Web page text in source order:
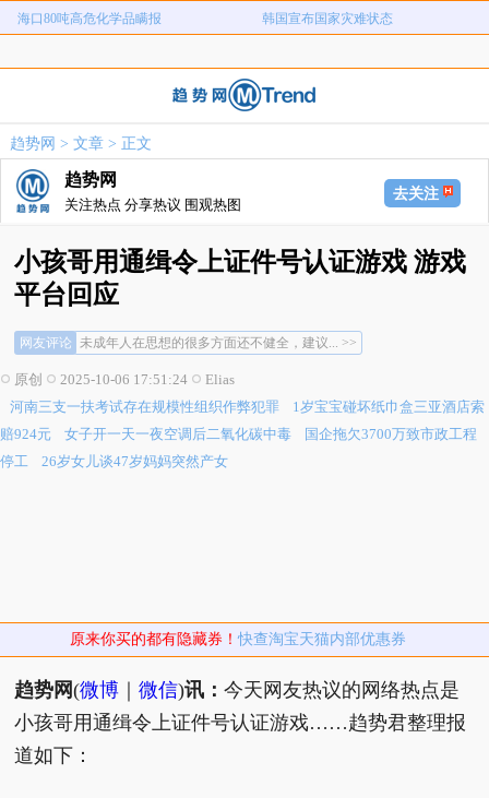
海口80吨高危化学品瞒报 韩国宣布国家灾难状态
元
女子开一天一夜空调后二氧化碳中毒 国企拖欠3700万致市政工程停工
女子用漏洞0元买了3千台电器
海口80吨高危化学品瞒报 韩国宣布国家灾难状态
趋势网 > 文章> 正文
趋势网
关注热点 分享热议 围观热图
去关注
小孩哥用通缉令上证件号认证游戏 游戏
平台回应
网友评论
不敢笑，我们高中微机课就有人这样做... >>
未成年人在思想的很多方面还不健全，建议... >>
不敢笑，我们高中微机课就有人这样做... >>
刚出防沉迷那会确实这么干过，现在都不知... >>
原创 2025-10-06 17:51:24
Elias
河南三支一扶考试存在规模性组织作弊犯罪
1岁宝宝碰坏纸巾盒三亚酒店索
赔924元
女子开一天一夜空调后二氧化碳中毒
国企拖欠3700万致市政工程
停工
26岁女儿谈47岁妈妈突然产女
原来你买的都有隐藏券！快查淘宝天猫内部优惠券
趋势网(微博 ｜微信)讯：今天网友热议的网络热点是
小孩哥用通缉令上证件号认证游戏……趋势君整理报
道如下：